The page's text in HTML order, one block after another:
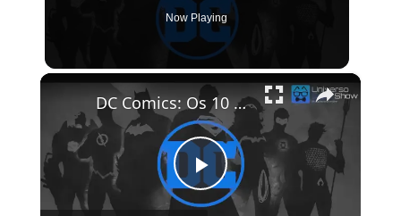
Now Playing
×
Play
DC Comics: Os 10 vilões mais cruéis dos quadrinhos